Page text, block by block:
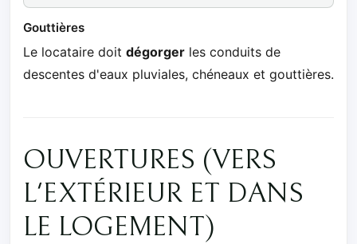
Gouttières
Le locataire doit dégorger les conduits de
descentes d'eaux pluviales, chéneaux et gouttières.
OUVERTURES (VERS
L'EXTÉRIEUR ET DANS
LE LOGEMENT)